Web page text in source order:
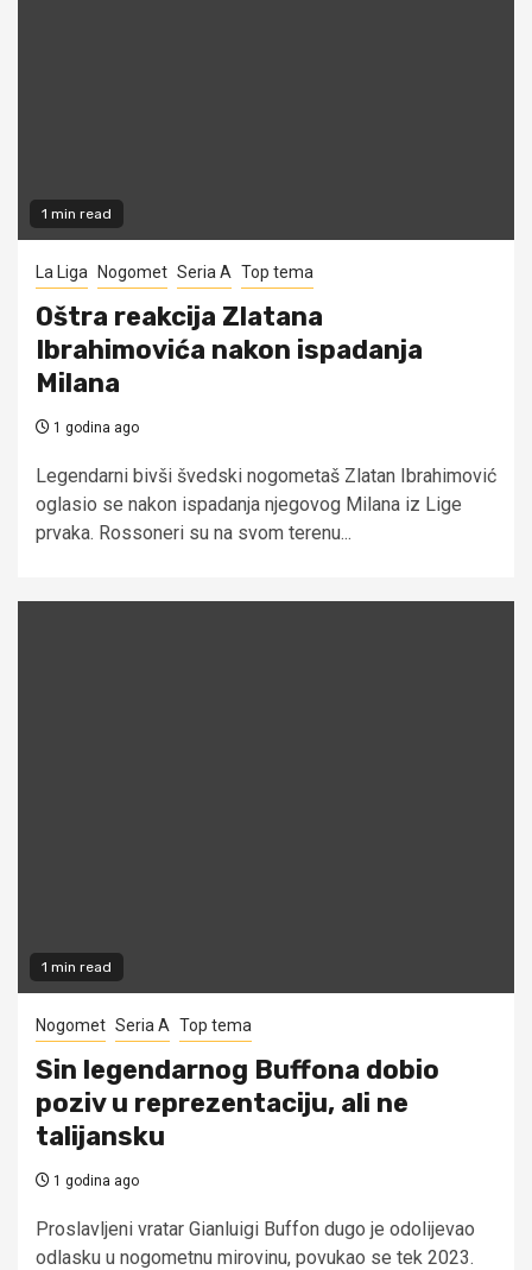
1 min read
La Liga Nogomet Seria A Top tema
Oštra reakcija Zlatana
Ibrahimovića nakon ispadanja
Milana
1 godina ago
Legendarni bivši švedski nogometaš Zlatan Ibrahimović
oglasio se nakon ispadanja njegovog Milana iz Lige
prvaka. Rossoneri su na svom terenu...
1 min read
Nogomet Seria A Top tema
Sin legendarnog Buffona dobio
poziv u reprezentaciju, ali ne
talijansku
1 godina ago
Proslavljeni vratar Gianluigi Buffon dugo je odolijevao
odlasku u nogometnu mirovinu, povukao se tek 2023.